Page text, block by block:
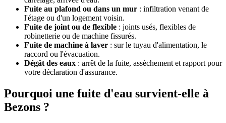
Fuite au plafond ou dans un mur : infiltration venant de
l'étage ou d'un logement voisin.
Fuite de joint ou de flexible : joints usés, flexibles de
robinetterie ou de machine fissurés.
Fuite de machine à laver : sur le tuyau d'alimentation, le
raccord ou l'évacuation.
Dégât des eaux : arrêt de la fuite, assèchement et rapport pour
votre déclaration d'assurance.
Pourquoi une fuite d'eau survient-elle à
Bezons ?